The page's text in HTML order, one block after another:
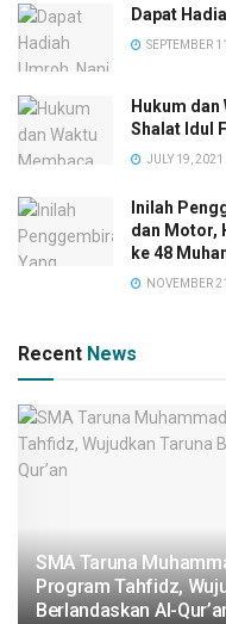
Dapat
SEPTEMBER
Hukum
Shalat Idul
JULY 19, 2021
Inilah
dan Motor,
ke 48
NOVEMBER
Recent News
SMA Taruna
Program Tahfidz,
Berlandaskan Al-